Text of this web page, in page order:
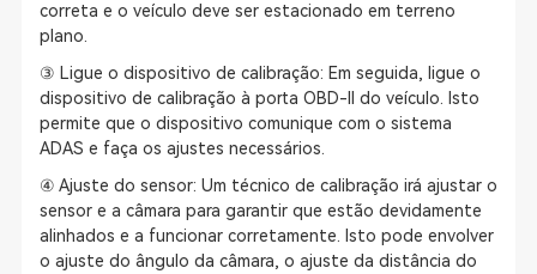
correta e o veículo deve ser estacionado em terreno
plano.
③ Ligue o dispositivo de calibração: Em seguida, ligue o
dispositivo de calibração à porta OBD-II do veículo. Isto
permite que o dispositivo comunique com o sistema
ADAS e faça os ajustes necessários.
④ Ajuste do sensor: Um técnico de calibração irá ajustar o
sensor e a câmara para garantir que estão devidamente
alinhados e a funcionar corretamente. Isto pode envolver
o ajuste do ângulo da câmara, o ajuste da distância do